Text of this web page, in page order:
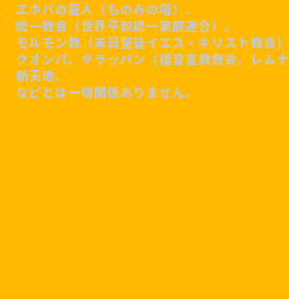
エホバの証人（ものみの塔）、
統一教会（世界平和統一家庭連合）、
モルモン教（末日聖徒イエス・キリスト教会）
クオンパ、タラッパン（福音宣教教会、レムナ
​新天地、
などとは一切関係ありません。